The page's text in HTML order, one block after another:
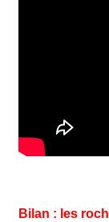
Bilan : les